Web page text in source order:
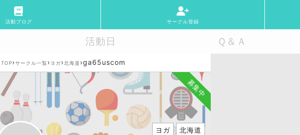
活動ブログ サークル登録
活動日 Ｑ＆Ａ
TOP›サークル一覧 › ヨガ›北海道 ›ga65uscom
募集中
ヨガ 北海道